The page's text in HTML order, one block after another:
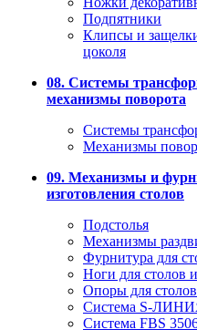
Подпятники
Клипсы и
цоколя
08. Системы
механизмы поворота
Системы
Механизмы
09. Механизмы и
изготовления столов
Подстолья
Механизмы
Фурнитура для
Ноги для столов
Опоры для
Система S-
Система FBS